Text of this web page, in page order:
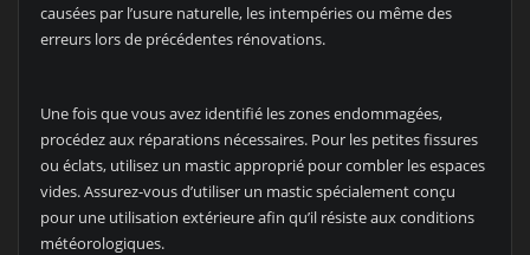
causées par l’usure naturelle, les intempéries ou même des
erreurs lors de précédentes rénovations.
Une fois que vous avez identifié les zones endommagées,
procédez aux réparations nécessaires. Pour les petites fissures
ou éclats, utilisez un mastic approprié pour combler les espaces
vides. Assurez-vous d’utiliser un mastic spécialement conçu
pour une utilisation extérieure afin qu’il résiste aux conditions
météorologiques.